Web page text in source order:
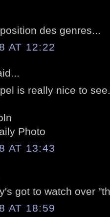
des genres...
AT 12:22
is really nice to see.
Photo
AT 13:43
got to watch over
AT 18:59